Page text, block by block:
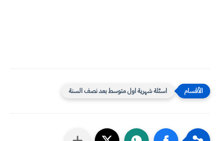
اسئلة شهرية اول متوسط بعد نصف السنة